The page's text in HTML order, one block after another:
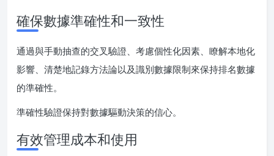
確保數據準確性和一致性
通過與手動抽查的交叉驗證、考慮個性化因素、瞭解本地化
影響、清楚地記錄方法論以及識別數據限制來保持排名數據
的準確性。
準確性驗證保持對數據驅動決策的信心。
有效管理成本和使用